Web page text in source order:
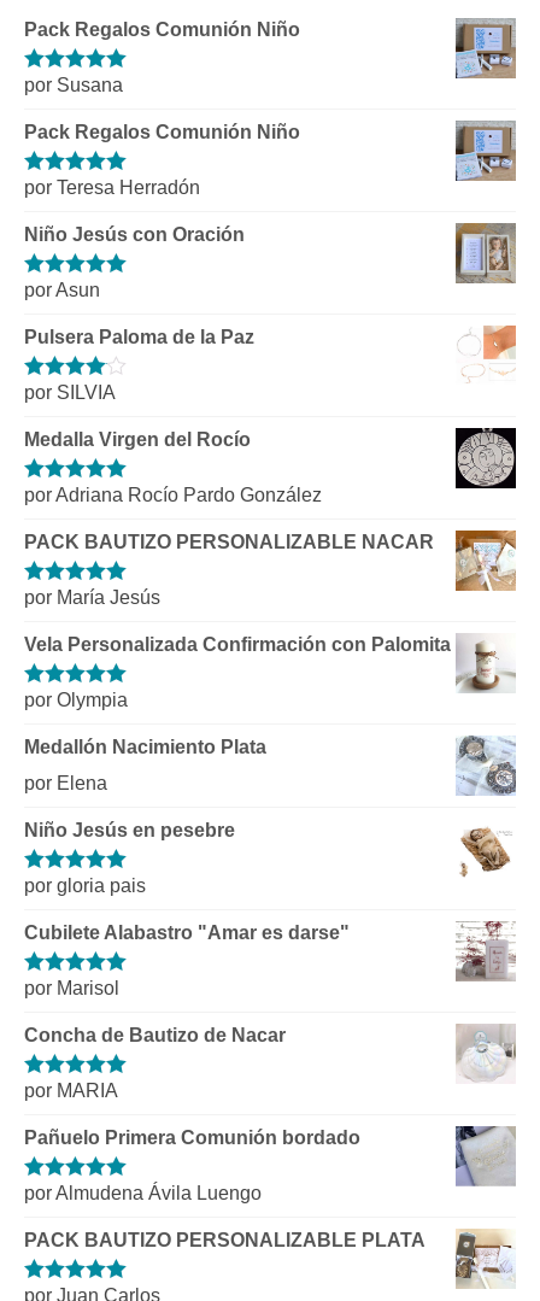
Pack Regalos Comunión Niño
Valorado con
por Susana
Pack Regalos Comunión Niño
Valorado con
por Teresa Herradón
Niño Jesús con Oración
Valorado con
por Asun
Pulsera Paloma de la Paz
Valorado
por SILVIA
Medalla Virgen del Rocío
Valorado con
por Adriana Rocío Pardo González
PACK BAUTIZO PERSONALIZABLE NACAR
Valorado con
por María Jesús
Vela Personalizada Confirmación con Palomita
Valorado con
por Olympia
Medallón Nacimiento Plata
por Elena
Niño Jesús en pesebre
Valorado con
por gloria pais
Cubilete Alabastro "Amar es darse"
Valorado con
por Marisol
Concha de Bautizo de Nacar
Valorado con
por MARIA
Pañuelo Primera Comunión bordado
Valorado con
por Almudena Ávila Luengo
PACK BAUTIZO PERSONALIZABLE PLATA
por Juan Carlos